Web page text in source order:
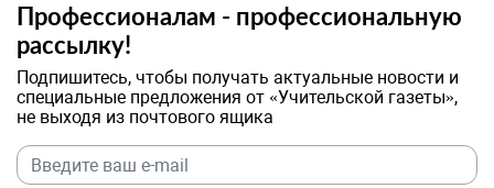
Профессионалам - профессиональную
рассылку!
Подпишитесь, чтобы получать актуальные новости и
специальные предложения от «Учительской газеты»,
не выходя из почтового ящика